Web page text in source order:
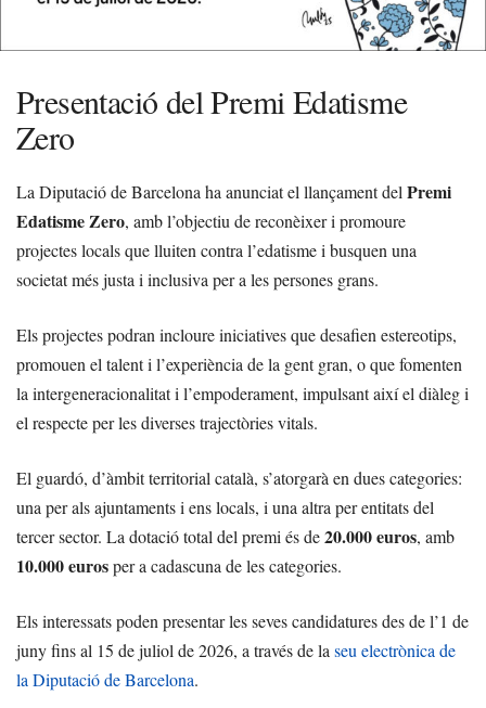
Presentació del Premi Edatisme
Zero
La Diputació de Barcelona ha anunciat el llançament del Premi
Edatisme Zero, amb l’objectiu de reconèixer i promoure
projectes locals que lluiten contra l’edatisme i busquen una
societat més justa i inclusiva per a les persones grans.
Els projectes podran incloure iniciatives que desafien estereotips,
promouen el talent i l’experiència de la gent gran, o que fomenten
la intergeneracionalitat i l’empoderament, impulsant així el diàleg i
el respecte per les diverses trajectòries vitals.
El guardó, d’àmbit territorial català, s’atorgarà en dues categories:
una per als ajuntaments i ens locals, i una altra per entitats del
tercer sector. La dotació total del premi és de20.000 euros, amb
10.000 eurosper a cadascuna de les categories.
Els interessats poden presentar les seves candidatures des de l’1 de
juny fins al 15 de juliol de 2026, a través de la seu electrònica de
la Diputació de Barcelona.